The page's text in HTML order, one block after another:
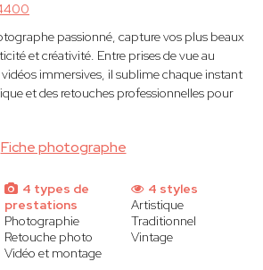
Fiche photographe
passionné, capture vos plus beaux
et créativité. Entre prises de vue au
immersives, il sublime chaque instant
et des retouches professionnelles pour
4 types de
prestations
Photographie
Retouche photo
Vidéo et montage
4 styles
Artistique
Traditionnel
Vintage